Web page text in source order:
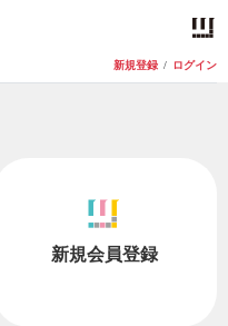
新規登録 / ログイン
新規会員登録